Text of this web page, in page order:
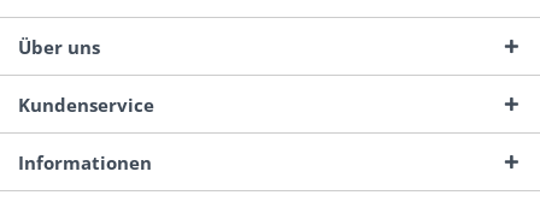
Über uns
Kundenservice
Informationen